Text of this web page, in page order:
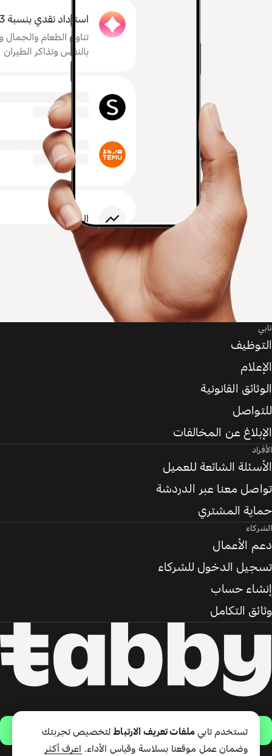
حمّل التطبيق
تابي
التوظيف
الإعلام
الوثائق القانونية
للتواصل
الإبلاغ عن المخالفات
الأفراد
الأسئلة الشائعة للعميل
تواصل معنا عبر الدردشة
حماية المشتري
الشركاء
دعم الأعمال
تسجيل الدخول للشركاء
إنشاء حساب
وثائق التكامل
تستخدم تابي ملفات تعريف الارتباطلتخصيص تجربتك
وضمان عمل موقعنا بسلاسة وقياس الأداء.
اعرف أكثر